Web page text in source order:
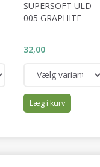
SUPERSOFT ULD
005 GRAPHITE
32,00
Læg i kurv